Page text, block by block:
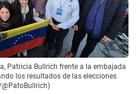
Patricia Bullrich frente a la embajada
los resultados de las elecciones